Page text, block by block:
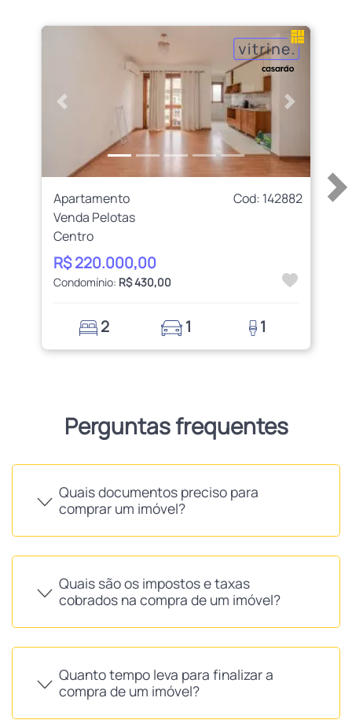
Anterior Próximo
Apartamento
Cod: 142882
Venda Pelotas
Centro
R$ 220.000,00
Condomínio: R$ 430,00
2 1 1
Perguntas frequentes
Quais documentos preciso para
comprar um imóvel?
Quais são os impostos e taxas
cobrados na compra de um imóvel?
Quanto tempo leva para finalizar a
compra de um imóvel?